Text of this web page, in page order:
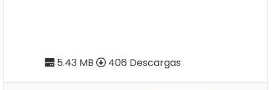
5.43 MB 406 Descargas